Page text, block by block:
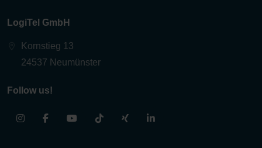
LogiTel GmbH
Kornstieg 13
24537 Neumünster
Follow us!